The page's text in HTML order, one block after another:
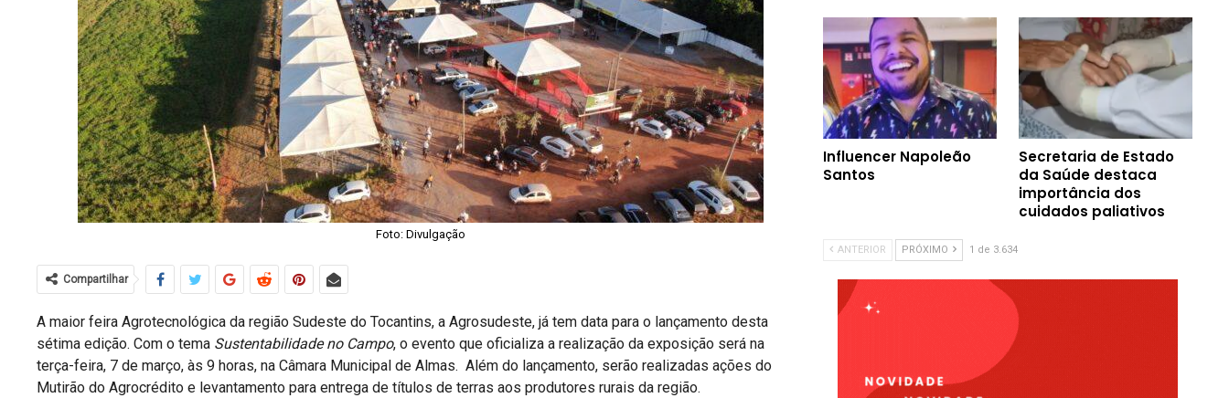
Foto: Divulgação
Compartilhar
A maior feira Agrotecnológica da região Sudeste do Tocantins, a Agrosudeste, já tem data para o lançamento desta
sétima edição. Com o tema Sustentabilidade no Campo, o evento que oficializa a realização da exposição será na
terça-feira, 7 de março, às 9 horas, na Câmara Municipal de Almas. Além do lançamento, serão realizadas ações do
Mutirão do Agrocrédito e levantamento para entrega de títulos de terras aos produtores rurais da região.
Influencer Napoleão
Santos
Secretaria de Estado
da Saúde destaca
importância dos
cuidados paliativos
ANTERIOR PRÓXIMO 1 de 3.634